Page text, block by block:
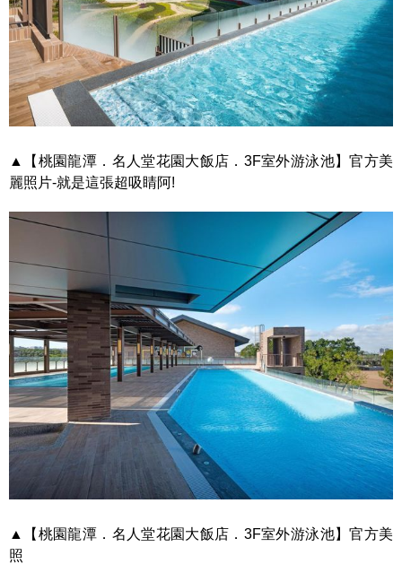
▲【桃園龍潭．名人堂花園大飯店．3F室外游泳池】官方美
麗照片-就是這張超吸睛阿!
▲【桃園龍潭．名人堂花園大飯店．3F室外游泳池】官方美
照